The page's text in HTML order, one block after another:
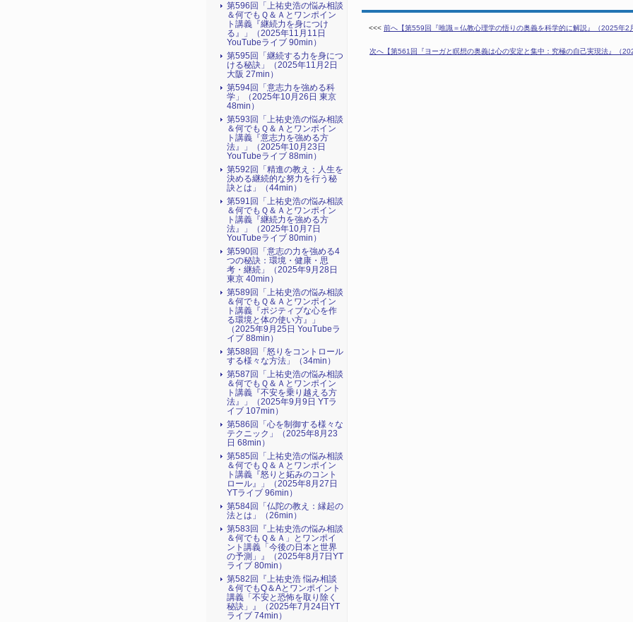
<<< 前へ【第559回『唯識＝仏教心理学の悟りの奥義を科学的に解説』（2025年2
次へ【第561回『ヨーガと瞑想の奥義は心の安定と集中：究極の自己実現法』（
第596回「上祐史浩の悩み相談
＆何でもＱ＆Ａとワンポイン
ト講義『継続力を身につけ
る』​」（2025年11月11日
YouTubeライブ 90min）
第595回「継続する力を身につ
ける秘訣」（2025年11月2日
大阪 27min）
第594回「意志力を強める科
学」（2025年10月26日 東京
48min）
第593回「上祐史浩の悩み相談
＆何でもＱ＆Ａとワンポイン
ト講義『意志力を強める方
法』​」（2025年10月23日
YouTubeライブ 88min）
第592回「精進の教え：人生を
決める継続的な努力を行う秘
訣とは」（44min）
第591回「上祐史浩の悩み相談
＆何でもＱ＆Ａとワンポイン
ト講義『継続力を強める方
法』​」（2025年10月7日
YouTubeライブ 80min）
第590回「意志の力を強める4
つの秘訣：環境・健康・思
考・継続」（2025年9月28日
東京 40min）
第589回「上祐史浩の悩み相談
＆何でもＱ＆Ａとワンポイン
ト講義『ポジティブな心を作
る環境と体の使い方』​」
（2025年9月25日 YouTubeラ
イブ 88min）
第588回「怒りをコントロール
する様々な方法」（34min）
第587回「上祐史浩の悩み相談
＆何でもＱ＆Ａとワンポイン
ト講義『不安を乗り越える方
法』​」（2025年9月9日 YTラ
イブ 107min）
第586回「心を制御する様々な
テクニック」（2025年8月23
日 68min）
第585回「上祐史浩の悩み相談
＆何でもＱ＆Ａとワンポイン
ト講義『怒りと妬みのコント
ロール』​」（2025年8月27日
YTライブ 96min）
第584回「仏陀の教え：縁起の
法とは」（26min）
第583回『上祐史浩の悩み相談
＆何でもＱ＆Ａ」とワンポイ
ント講義「今後の日本と世界
の予測」』（2025年8月7日YT
ライブ 80min）
第582回『上祐史浩 悩み相談
＆何でもQ＆Aとワンポイント
講義「不安と恐怖を取り除く
秘訣」』（2025年7月24日YT
ライブ 74min）